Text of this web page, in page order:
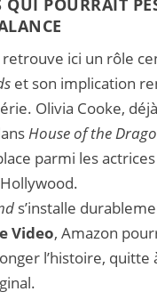
ici un rôle
et son implication
Olivia Cooke, déjà
House of the
parmi les actrices
s’installe
Video, Amazon
l’histoire, quitte